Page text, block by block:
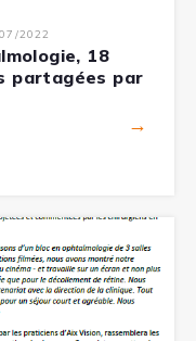
2022
18
partagées par
→